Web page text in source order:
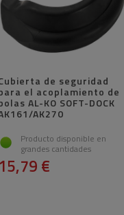
de seguridad
el acoplamiento de
AL-KO SOFT-DOCK
AK270
Producto disponible en
grandes cantidades
15,79 €